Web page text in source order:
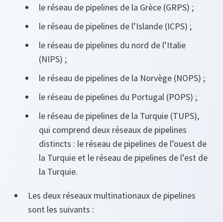
le réseau de pipelines de la Grèce (GRPS) ;
le réseau de pipelines de l’Islande (ICPS) ;
le réseau de pipelines du nord de l’Italie
(NIPS) ;
le réseau de pipelines de la Norvège (NOPS) ;
le réseau de pipelines du Portugal (POPS) ;
le réseau de pipelines de la Turquie (TUPS),
qui comprend deux réseaux de pipelines
distincts : le réseau de pipelines de l’ouest de
la Turquie et le réseau de pipelines de l’est de
la Turquie.
Les deux réseaux multinationaux de pipelines
sont les suivants :